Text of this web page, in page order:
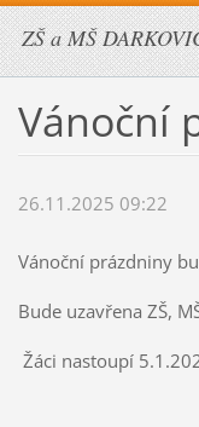
ZŠ a MŠ
Vánoční
26.11.2025 09:22
Vánoční prázdniny
Bude uzavřena ZŠ,
Žáci nastoupí